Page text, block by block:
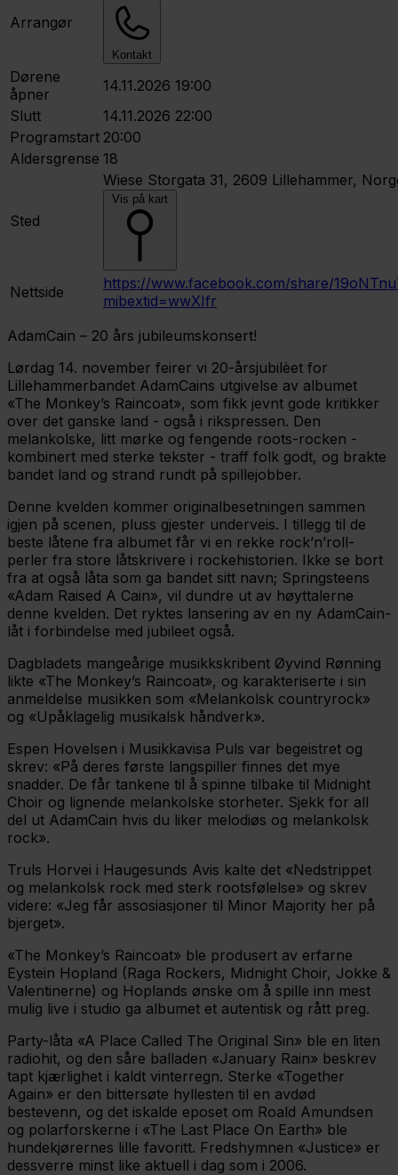
Arrangør
Kontakt
Dørene
åpner
14.11.2026 19:00
Slutt
14.11.2026 22:00
Programstart 20:00
Aldersgrense 18
Sted
Wiese Storgata 31, 2609 Lillehammer,
Vis på kart
Nettside
https://www.facebook.com/share/
mibextid=wwXIfr
AdamCain – 20 års jubileumskonsert!
Lørdag 14. november feirer vi 20-årsjubilèet for
Lillehammerbandet AdamCains utgivelse av albumet
«The Monkey’s Raincoat», som fikk jevnt gode kritikker
over det ganske land - også i rikspressen. Den
melankolske, litt mørke og fengende roots-rocken -
kombinert med sterke tekster - traff folk godt, og brakte
bandet land og strand rundt på spillejobber.
Denne kvelden kommer originalbesetningen sammen
igjen på scenen, pluss gjester underveis. I tillegg til de
beste låtene fra albumet får vi en rekke rock’n’roll-
perler fra store låtskrivere i rockehistorien. Ikke se bort
fra at også låta som ga bandet sitt navn; Springsteens
«Adam Raised A Cain», vil dundre ut av høyttalerne
denne kvelden. Det ryktes lansering av en ny AdamCain-
låt i forbindelse med jubileet også.
Dagbladets mangeårige musikkskribent Øyvind Rønning
likte «The Monkey’s Raincoat», og karakteriserte i sin
anmeldelse musikken som «Melankolsk countryrock»
og «Upåklagelig musikalsk håndverk».
Espen Hovelsen i Musikkavisa Puls var begeistret og
skrev: «På deres første langspiller finnes det mye
snadder. De får tankene til å spinne tilbake til Midnight
Choir og lignende melankolske storheter. Sjekk for all
del ut AdamCain hvis du liker melodiøs og melankolsk
rock».
Truls Horvei i Haugesunds Avis kalte det «Nedstrippet
og melankolsk rock med sterk rootsfølelse» og skrev
videre: «Jeg får assosiasjoner til Minor Majority her på
bjerget».
«The Monkey’s Raincoat» ble produsert av erfarne
Eystein Hopland (Raga Rockers, Midnight Choir, Jokke &
Valentinerne) og Hoplands ønske om å spille inn mest
mulig live i studio ga albumet et autentisk og rått preg.
Party-låta «A Place Called The Original Sin» ble en liten
radiohit, og den såre balladen «January Rain» beskrev
tapt kjærlighet i kaldt vinterregn. Sterke «Together
Again» er den bittersøte hyllesten til en avdød
bestevenn, og det iskalde eposet om Roald Amundsen
og polarforskerne i «The Last Place On Earth» ble
hundekjørernes lille favoritt. Fredshymnen «Justice» er
dessverre minst like aktuell i dag som i 2006.